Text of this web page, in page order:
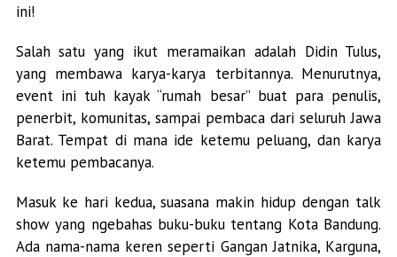
ini!
Salah satu yang ikut meramaikan adalah Didin Tulus,
yang membawa karya-karya terbitannya. Menurutnya,
event ini tuh kayak “rumah besar” buat para penulis,
penerbit, komunitas, sampai pembaca dari seluruh Jawa
Barat. Tempat di mana ide ketemu peluang, dan karya
ketemu pembacanya.
Masuk ke hari kedua, suasana makin hidup dengan talk
show yang ngebahas buku-buku tentang Kota Bandung.
Ada nama-nama keren seperti Gangan Jatnika, Karguna,